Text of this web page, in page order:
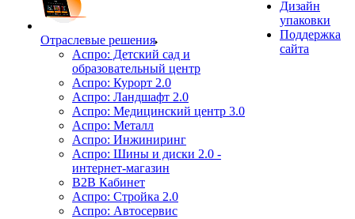
Отраслевые решения
Аспро: Детский сад и
образовательный центр
Аспро: Курорт 2.0
Аспро: Ландшафт 2.0
Аспро: Медицинский центр 3.0
Аспро: Металл
Аспро: Инжиниринг
Аспро: Шины и диски 2.0 -
интернет-магазин
B2B Кабинет
Аспро: Стройка 2.0
Аспро: Автосервис
Дизайн
упаковки
Поддержка
сайта